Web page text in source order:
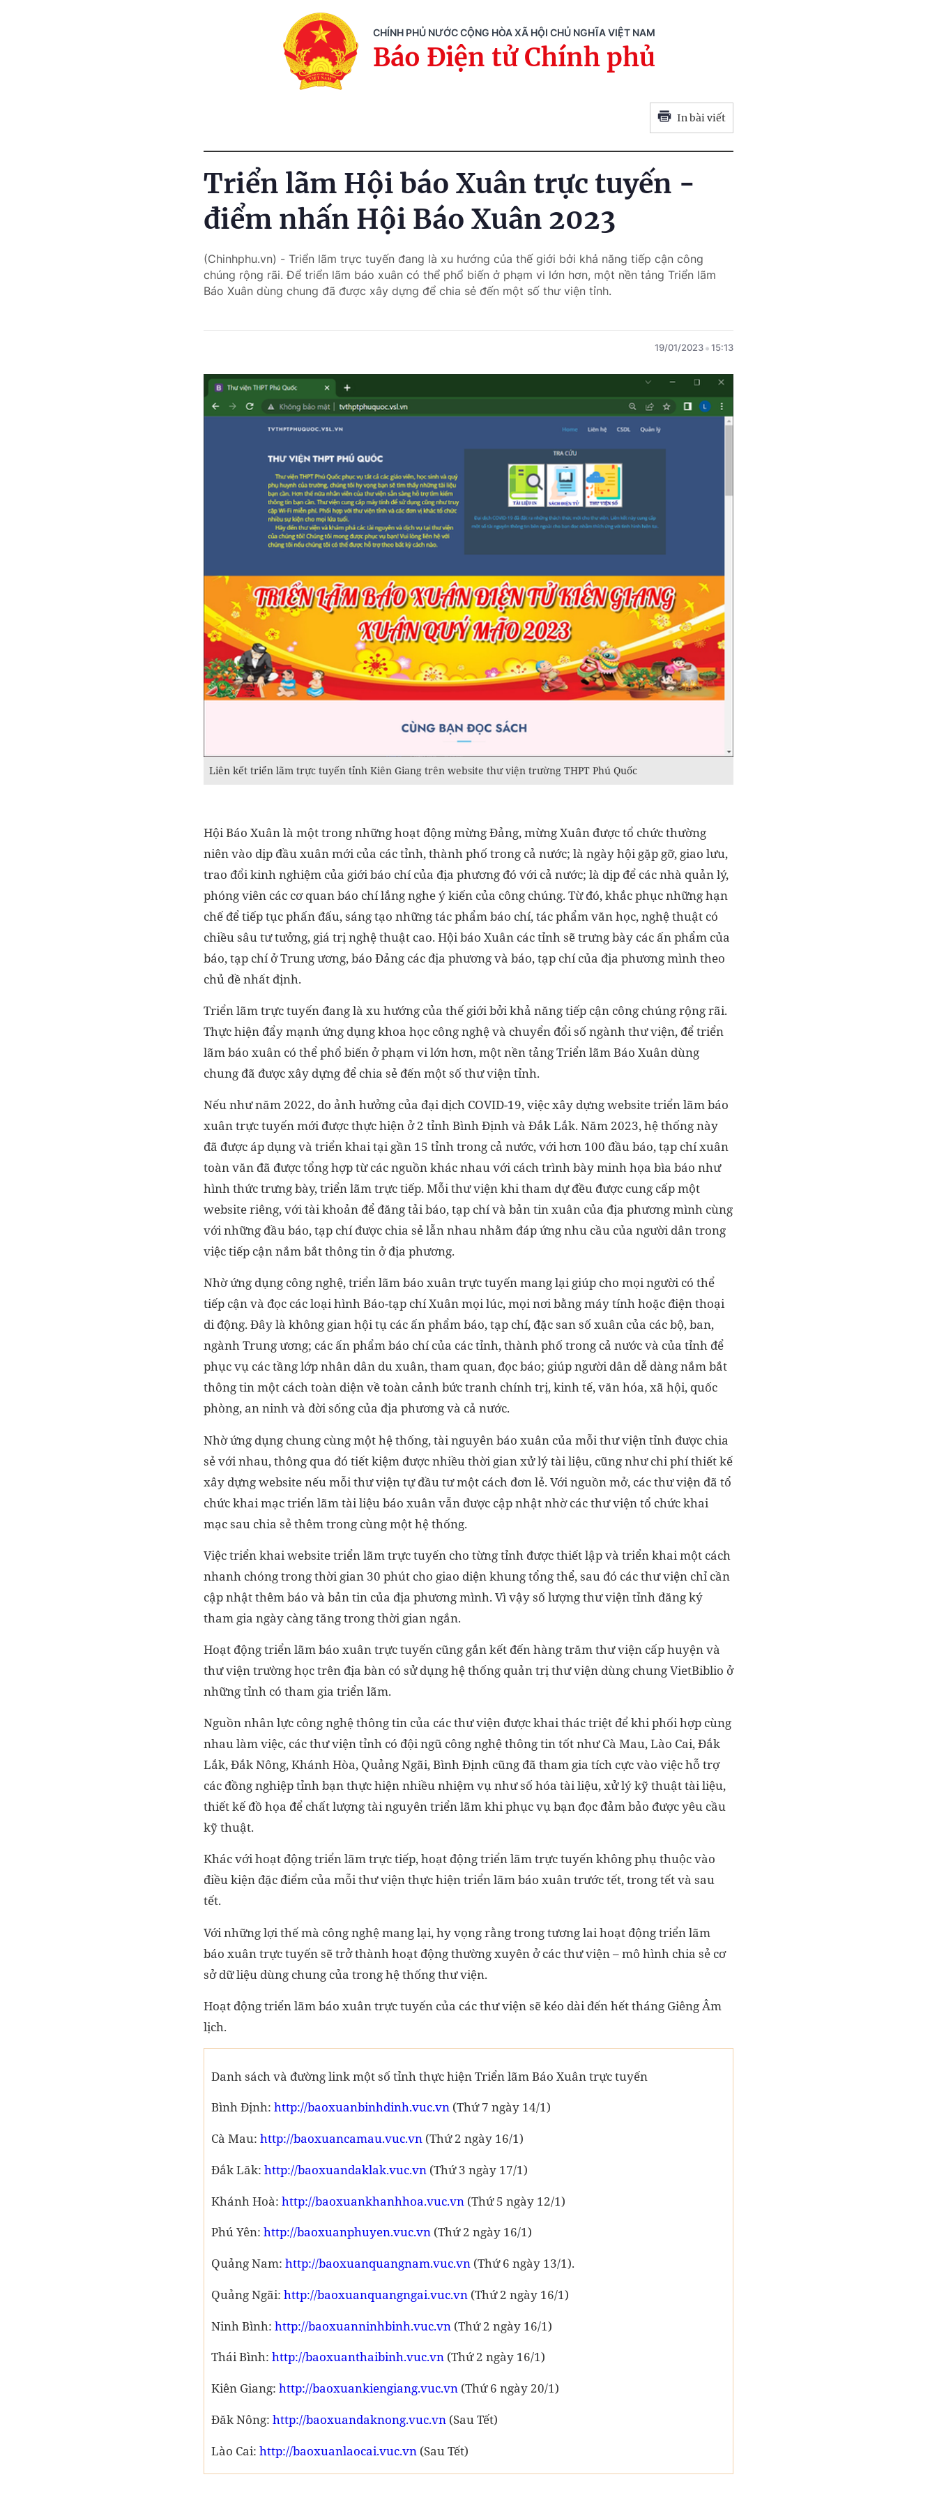
CHÍNH PHỦ NƯỚC CỘNG HÒA XÃ HỘI CHỦ NGHĨA VIỆT NAM
Báo Điện tử Chính phủ
In bài viết
Triển lãm Hội báo Xuân trực tuyến -
điểm nhấn Hội Báo Xuân 2023
(Chinhphu.vn) - Triển lãm trực tuyến đang là xu hướng của thế giới bởi khả năng tiếp cận công
chúng rộng rãi. Để triển lãm báo xuân có thể phổ biến ở phạm vi lớn hơn, một nền tảng Triển lãm
Báo Xuân dùng chung đã được xây dựng để chia sẻ đến một số thư viện tỉnh.
19/01/2023 15:13
Liên kết triển lãm trực tuyến tỉnh Kiên Giang trên website thư viện trường THPT Phú Quốc
Hội Báo Xuân là một trong những hoạt động mừng Đảng, mừng Xuân được tổ chức thường
niên vào dịp đầu xuân mới của các tỉnh, thành phố trong cả nước; là ngày hội gặp gỡ, giao lưu,
trao đổi kinh nghiệm của giới báo chí của địa phương đó với cả nước; là dịp để các nhà quản lý,
phóng viên các cơ quan báo chí lắng nghe ý kiến của công chúng. Từ đó, khắc phục những hạn
chế để tiếp tục phấn đấu, sáng tạo những tác phẩm báo chí, tác phẩm văn học, nghệ thuật có
chiều sâu tư tưởng, giá trị nghệ thuật cao. Hội báo Xuân các tỉnh sẽ trưng bày các ấn phẩm của
báo, tạp chí ở Trung ương, báo Đảng các địa phương và báo, tạp chí của địa phương mình theo
chủ đề nhất định.
Triển lãm trực tuyến đang là xu hướng của thế giới bởi khả năng tiếp cận công chúng rộng rãi.
Thực hiện đẩy mạnh ứng dụng khoa học công nghệ và chuyển đổi số ngành thư viện, để triển
lãm báo xuân có thể phổ biến ở phạm vi lớn hơn, một nền tảng Triển lãm Báo Xuân dùng
chung đã được xây dựng để chia sẻ đến một số thư viện tỉnh.
Nếu như năm 2022, do ảnh hưởng của đại dịch COVID-19, việc xây dựng website triển lãm báo
xuân trực tuyến mới được thực hiện ở 2 tỉnh Bình Định và Đắk Lắk. Năm 2023, hệ thống này
đã được áp dụng và triển khai tại gần 15 tỉnh trong cả nước, với hơn 100 đầu báo, tạp chí xuân
toàn văn đã được tổng hợp từ các nguồn khác nhau với cách trình bày minh họa bìa báo như
hình thức trưng bày, triển lãm trực tiếp. Mỗi thư viện khi tham dự đều được cung cấp một
website riêng, với tài khoản để đăng tải báo, tạp chí và bản tin xuân của địa phương mình cùng
với những đầu báo, tạp chí được chia sẻ lẫn nhau nhằm đáp ứng nhu cầu của người dân trong
việc tiếp cận nắm bắt thông tin ở địa phương.
Nhờ ứng dụng công nghệ, triển lãm báo xuân trực tuyến mang lại giúp cho mọi người có thể
tiếp cận và đọc các loại hình Báo-tạp chí Xuân mọi lúc, mọi nơi bằng máy tính hoặc điện thoại
di động. Đây là không gian hội tụ các ấn phẩm báo, tạp chí, đặc san số xuân của các bộ, ban,
ngành Trung ương; các ấn phẩm báo chí của các tỉnh, thành phố trong cả nước và của tỉnh để
phục vụ các tầng lớp nhân dân du xuân, tham quan, đọc báo; giúp người dân dễ dàng nắm bắt
thông tin một cách toàn diện về toàn cảnh bức tranh chính trị, kinh tế, văn hóa, xã hội, quốc
phòng, an ninh và đời sống của địa phương và cả nước.
Nhờ ứng dụng chung cùng một hệ thống, tài nguyên báo xuân của mỗi thư viện tỉnh được chia
sẻ với nhau, thông qua đó tiết kiệm được nhiều thời gian xử lý tài liệu, cũng như chi phí thiết kế
xây dựng website nếu mỗi thư viện tự đầu tư một cách đơn lẻ. Với nguồn mở, các thư viện đã tổ
chức khai mạc triển lãm tài liệu báo xuân vẫn được cập nhật nhờ các thư viện tổ chức khai
mạc sau chia sẻ thêm trong cùng một hệ thống.
Việc triển khai website triển lãm trực tuyến cho từng tỉnh được thiết lập và triển khai một cách
nhanh chóng trong thời gian 30 phút cho giao diện khung tổng thể, sau đó các thư viện chỉ cần
cập nhật thêm báo và bản tin của địa phương mình. Vì vậy số lượng thư viện tỉnh đăng ký
tham gia ngày càng tăng trong thời gian ngắn.
Hoạt động triển lãm báo xuân trực tuyến cũng gắn kết đến hàng trăm thư viện cấp huyện và
thư viện trường học trên địa bàn có sử dụng hệ thống quản trị thư viện dùng chung VietBiblio ở
những tỉnh có tham gia triển lãm.
Nguồn nhân lực công nghệ thông tin của các thư viện được khai thác triệt để khi phối hợp cùng
nhau làm việc, các thư viện tỉnh có đội ngũ công nghệ thông tin tốt như Cà Mau, Lào Cai, Đắk
Lắk, Đắk Nông, Khánh Hòa, Quảng Ngãi, Bình Định cũng đã tham gia tích cực vào việc hỗ trợ
các đồng nghiệp tỉnh bạn thực hiện nhiều nhiệm vụ như số hóa tài liệu, xử lý kỹ thuật tài liệu,
thiết kế đồ họa để chất lượng tài nguyên triển lãm khi phục vụ bạn đọc đảm bảo được yêu cầu
kỹ thuật.
Khác với hoạt động triển lãm trực tiếp, hoạt động triển lãm trực tuyến không phụ thuộc vào
điều kiện đặc điểm của mỗi thư viện thực hiện triển lãm báo xuân trước tết, trong tết và sau
tết.
Với những lợi thế mà công nghệ mang lại, hy vọng rằng trong tương lai hoạt động triển lãm
báo xuân trực tuyến sẽ trở thành hoạt động thường xuyên ở các thư viện – mô hình chia sẻ cơ
sở dữ liệu dùng chung của trong hệ thống thư viện.
Hoạt động triển lãm báo xuân trực tuyến của các thư viện sẽ kéo dài đến hết tháng Giêng Âm
lịch.
Danh sách và đường link một số tỉnh thực hiện Triển lãm Báo Xuân trực tuyến
Bình Định: http://baoxuanbinhdinh.vuc.vn (Thứ 7 ngày 14/1)
Cà Mau: http://baoxuancamau.vuc.vn (Thứ 2 ngày 16/1)
Đắk Lăk: http://baoxuandaklak.vuc.vn (Thứ 3 ngày 17/1)
Khánh Hoà: http://baoxuankhanhhoa.vuc.vn (Thứ 5 ngày 12/1)
Phú Yên: http://baoxuanphuyen.vuc.vn (Thứ 2 ngày 16/1)
Quảng Nam: http://baoxuanquangnam.vuc.vn (Thứ 6 ngày 13/1).
Quảng Ngãi: http://baoxuanquangngai.vuc.vn (Thứ 2 ngày 16/1)
Ninh Bình: http://baoxuanninhbinh.vuc.vn (Thứ 2 ngày 16/1)
Thái Bình: http://baoxuanthaibinh.vuc.vn (Thứ 2 ngày 16/1)
Kiên Giang: http://baoxuankiengiang.vuc.vn (Thứ 6 ngày 20/1)
Đăk Nông: http://baoxuandaknong.vuc.vn (Sau Tết)
Lào Cai: http://baoxuanlaocai.vuc.vn (Sau Tết)